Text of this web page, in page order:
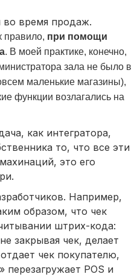
во время продаж.
правило, при помощи
. В моей практике, конечно,
зала не было в
маленькие магазины),
функции возлагались на
как интегратора,
то, что все эти
это его
Например,
образом, что чек
штрих-кода:
закрывая чек, делает
чек покупателю,
POS и